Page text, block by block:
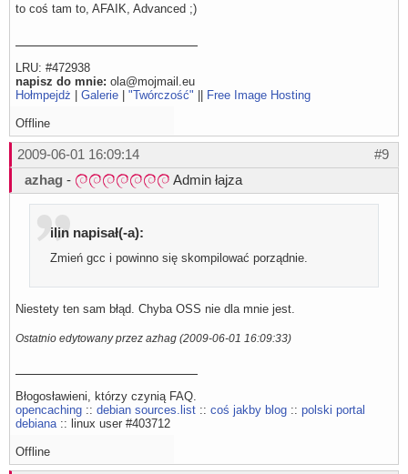
to coś tam to, AFAIK, Advanced ;)
LRU: #472938
napisz do mnie: ola@mojmail.eu
Hołmpejdż
Galerie "Twórczość" Free Image Hosting
Offline
#9
2009-06-01 16:09:14
azhag - Admin łajza
ilin napisał(-a):
Zmień gcc i powinno się skompilować porządnie.
Niestety ten sam błąd. Chyba OSS nie dla mnie jest.
Ostatnio edytowany przez azhag (2009-06-01 16:09:33)
Błogosławieni, którzy czynią FAQ.
opencaching :: debian sources.list :: coś jakby blog :: polski portal
debiana:: linux user #403712
Offline